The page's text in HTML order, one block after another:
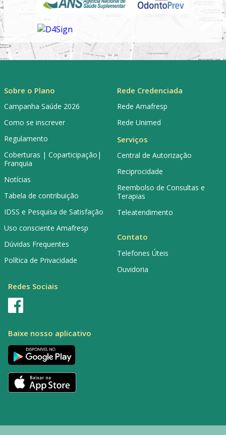
Sobre o Plano
Campanha Saúde 2026
Como se inscrever
Regulamento
Coberturas | Coparticipação|
Franquia
Notícias
Tabela de contribuição
IDSS e Pesquisa de Satisfação
Uso consciente Amafresp
Dúvidas Frequentes
Política de Privacidade
Rede Credenciada
Rede Amafresp
Rede Unimed
Serviços
Central de Autorização
Reciprocidade
Reembolso de Consultas e
Terapias
Teleatendimento
Contato
Telefones Úteis
Ouvidoria
Redes Sociais
Baixe nosso aplicativo